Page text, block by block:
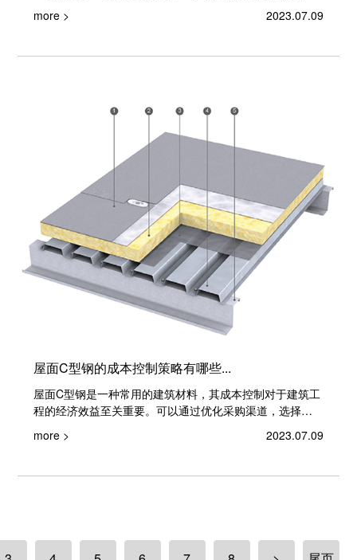
more > 2023.07.09
屋面C型钢的成本控制策略有哪些...
屋面C型钢是一种常用的建筑材料，其成本控制对于建筑工
程的经济效益至关重要。可以通过优化采购渠道，选择信
more > 2023.07.09